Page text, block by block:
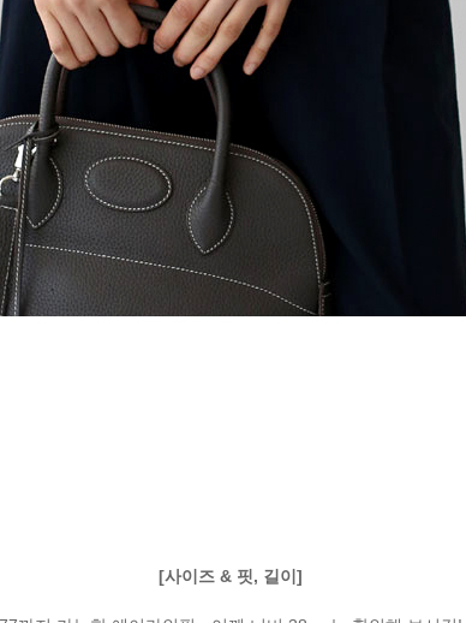
[사이즈 & 핏, 길이]